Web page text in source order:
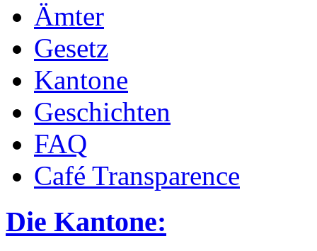
Ämter
Gesetz
Kantone
Geschichten
FAQ
Café Transparence
Die Kantone: